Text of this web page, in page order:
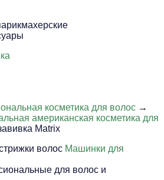
косметика для волос →
американская косметика для
Matrix
Машинки для